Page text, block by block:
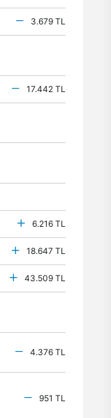
3.679 TL
17.442 TL
6.216 TL
18.647 TL
43.509 TL
4.376 TL
951 TL